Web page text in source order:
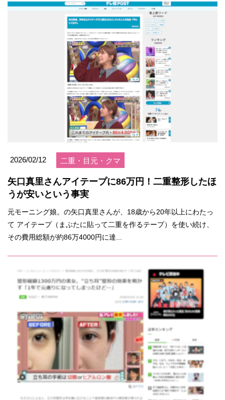
2026/02/12 二重・目元・クマ
矢口真里さんアイテープに86万円！二重整形したほ
うが安いという事実
元モーニング娘。の矢口真里さんが、18歳から20年以上にわたっ
て アイテープ（まぶたに貼って二重を作るテープ）を使い続け、
その費用総額が約86万4000円に達...